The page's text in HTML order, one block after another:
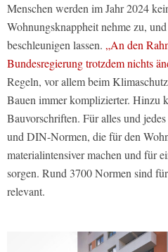
Menschen werden im Jahr 2024
Wohnungsknappheit nehme zu,
beschleunigen lassen. „An den
Bundesregierung trotzdem nichts
Regeln, vor allem beim
Bauen immer komplizierter. Hinzu
Bauvorschriften. Für alles und
und DIN-Normen, die für den
materialintensiver machen und für
sorgen. Rund 3700 Normen sind
relevant.